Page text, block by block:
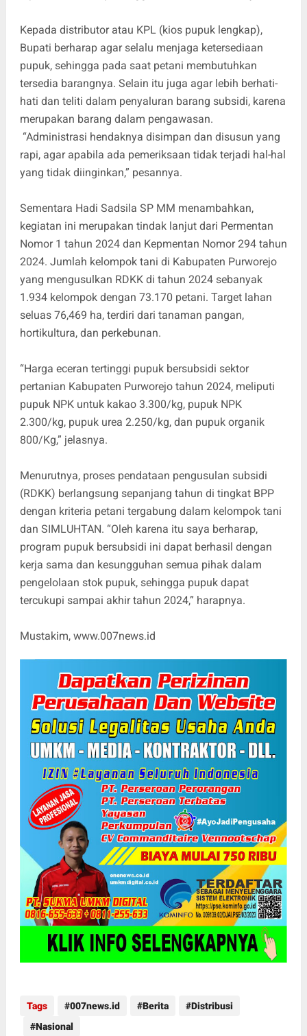
Kepada distributor atau KPL (kios pupuk lengkap),
Bupati berharap agar selalu menjaga ketersediaan
pupuk, sehingga pada saat petani membutuhkan
tersedia barangnya. Selain itu juga agar lebih berhati-
hati dan teliti dalam penyaluran barang subsidi, karena
merupakan barang dalam pengawasan.
“Administrasi hendaknya disimpan dan disusun yang
rapi, agar apabila ada pemeriksaan tidak terjadi hal-hal
yang tidak diinginkan,” pesannya.
Sementara Hadi Sadsila SP MM menambahkan,
kegiatan ini merupakan tindak lanjut dari Permentan
Nomor 1 tahun 2024 dan Kepmentan Nomor 294 tahun
2024. Jumlah kelompok tani di Kabupaten Purworejo
yang mengusulkan RDKK di tahun 2024 sebanyak
1.934 kelompok dengan 73.170 petani. Target lahan
seluas 76,469 ha, terdiri dari tanaman pangan,
hortikultura, dan perkebunan.
“Harga eceran tertinggi pupuk bersubsidi sektor
pertanian Kabupaten Purworejo tahun 2024, meliputi
pupuk NPK untuk kakao 3.300/kg, pupuk NPK
2.300/kg, pupuk urea 2.250/kg, dan pupuk organik
800/Kg,” jelasnya.
Menurutnya, proses pendataan pengusulan subsidi
(RDKK) berlangsung sepanjang tahun di tingkat BPP
dengan kriteria petani tergabung dalam kelompok tani
dan SIMLUHTAN. “Oleh karena itu saya berharap,
program pupuk bersubsidi ini dapat berhasil dengan
kerja sama dan kesungguhan semua pihak dalam
pengelolaan stok pupuk, sehingga pupuk dapat
tercukupi sampai akhir tahun 2024,” harapnya.
Mustakim, www.007news.id
Tags 007news.id Berita
Distribusi
Nasional